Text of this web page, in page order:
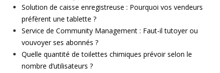
Solution de caisse enregistreuse : Pourquoi vos vendeurs
préfèrent une tablette ?
Service de Community Management : Faut-il tutoyer ou
vouvoyer ses abonnés ?
Quelle quantité de toilettes chimiques prévoir selon le
nombre d’utilisateurs ?